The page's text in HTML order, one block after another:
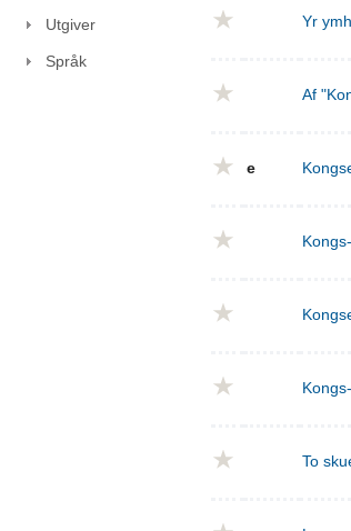
Utgiver
Språk
Yr
Af
e
To